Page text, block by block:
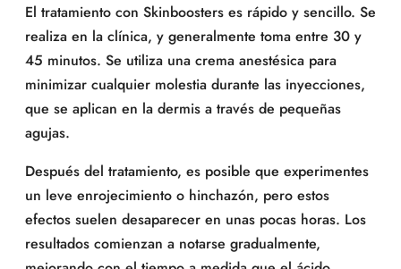
El tratamiento con Skinboosters es rápido y sencillo. Se
realiza en la clínica, y generalmente toma entre 30 y
45 minutos. Se utiliza una crema anestésica para
minimizar cualquier molestia durante las inyecciones,
que se aplican en la dermis a través de pequeñas
agujas.
Después del tratamiento, es posible que experimentes
un leve enrojecimiento o hinchazón, pero estos
efectos suelen desaparecer en unas pocas horas. Los
resultados comienzan a notarse gradualmente,